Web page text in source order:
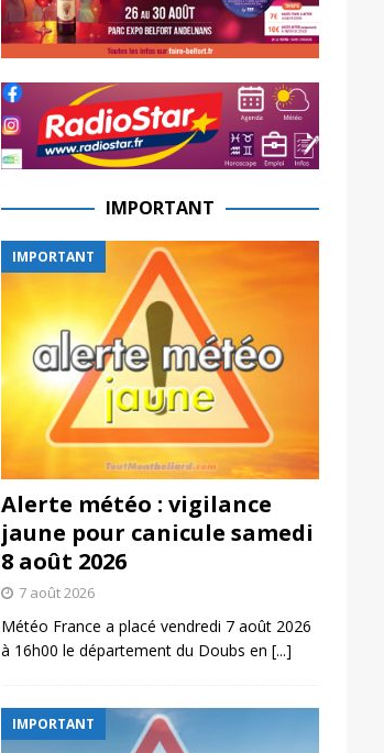
IMPORTANT
IMPORTANT
Alerte météo : vigilance
jaune pour canicule samedi
8 août 2026
7 août 2026
Météo France a placé vendredi 7 août 2026
à 16h00 le département du Doubs en [...]
IMPORTANT